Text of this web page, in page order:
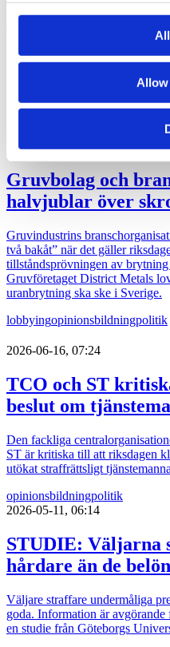
provided to them or that
Magdalena
Nej det blir inte Botkyrka när
ger sig ut på en två dagars
klassiska turistorter.
2026-06-16, 07:48
Gruvbolag och
halvjublar över
Gruvindustrins
två bakåt” när det gäller
tillståndsprövningen av
Gruvföretaget District Metals
uranbrytning ska ske i Sverige.
lobbyingopinionsbildningpolitik
2026-06-16, 07:24
TCO och ST
beslut om
Den fackliga
ST är kritiska till att riksdagen
utökat straffrättsligt
opinionsbildningpolitik
2026-05-11, 06:14
STUDIE: Väljarna
hårdare än de
Väljare straffare undermåliga
goda. Information är
en studie från Göteborgs